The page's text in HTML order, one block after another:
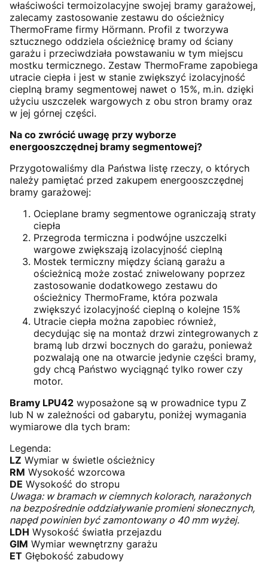
właściwości termoizolacyjne swojej bramy garażowej,
zalecamy zastosowanie zestawu do ościeżnicy
ThermoFrame firmy Hörmann. Profil z tworzywa
sztucznego oddziela ościeżnicę bramy od ściany
garażu i przeciwdziała powstawaniu w tym miejscu
mostku termicznego. Zestaw ThermoFrame zapobiega
utracie ciepła i jest w stanie zwiększyć izolacyjność
cieplną bramy segmentowej nawet o 15%, m.in. dzięki
użyciu uszczelek wargowych z obu stron bramy oraz
w jej górnej części.
Na co zwrócić uwagę przy wyborze
energooszczędnej bramy segmentowej?
Przygotowaliśmy dla Państwa listę rzeczy, o których
należy pamiętać przed zakupem energooszczędnej
bramy garażowej:
Ocieplane bramy segmentowe ograniczają straty
ciepła
Przegroda termiczna i podwójne uszczelki
wargowe zwiększają izolacyjność cieplną
Mostek termiczny między ścianą garażu a
ościeżnicą może zostać zniwelowany poprzez
zastosowanie dodatkowego zestawu do
ościeżnicy ThermoFrame, która pozwala
zwiększyć izolacyjność cieplną o kolejne 15%
Utracie ciepła można zapobiec również,
decydując się na montaż drzwi zintegrowanych z
bramą lub drzwi bocznych do garażu, ponieważ
pozwalają one na otwarcie jedynie części bramy,
gdy chcą Państwo wyciągnąć tylko rower czy
motor.
Bramy LPU42 wyposażone są w prowadnice typu Z
lub N w zależności od gabarytu, poniżej wymagania
wymiarowe dla tych bram:
Legenda:
LZ Wymiar w świetle ościeżnicy
RM Wysokość wzorcowa
DE Wysokość do stropu
Uwaga: w bramach w ciemnych kolorach, narażonych
na bezpośrednie oddziaływanie promieni słonecznych,
napęd powinien być zamontowany o 40 mm wyżej.
LDH Wysokość światła przejazdu
GIM Wymiar wewnętrzny garażu
ET Głębokość zabudowy